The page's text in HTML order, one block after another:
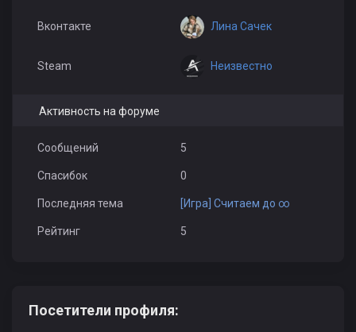
123454321
Вконтакте Лина Сачек
Steam Неизвестно
Активность на форуме
Сообщений 5
Спасибок 0
Последняя тема [Игра] Считаем до ∞
Рейтинг 5
Посетители профиля: